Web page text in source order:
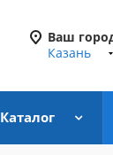
Ваш
Казань
Каталог